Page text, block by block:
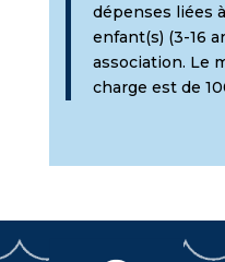
dépenses liées
enfant(s) (3-16
association. Le
charge est de